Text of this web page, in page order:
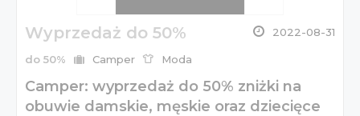
Wyprzedaż do 50% 2022-08-31
do 50% Camper Moda
Camper: wyprzedaż do 50% zniżki na
obuwie damskie, męskie oraz dziecięce